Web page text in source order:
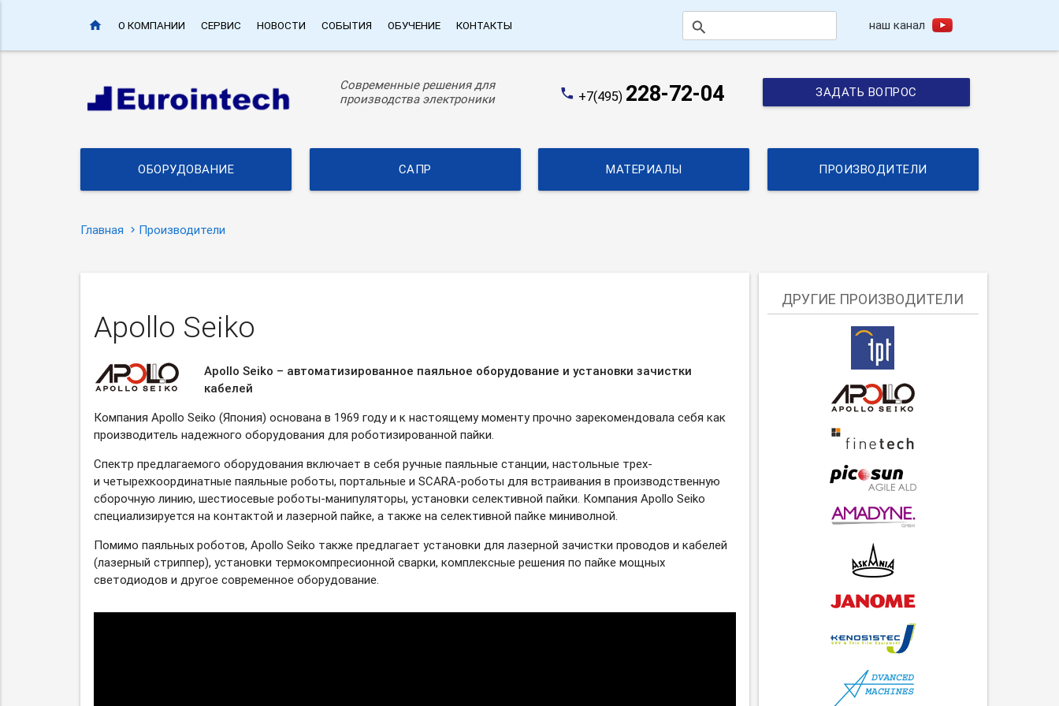
home О КОМПАНИИ СЕРВИС НОВОСТИ СОБЫТИЯ ОБУЧЕНИЕ КОНТАКТЫ search наш канал
Современные решения для
производства электроники
phone +7(495) 228-72-04 ЗАДАТЬ ВОПРОС
ОБОРУДОВАНИЕ САПР МАТЕРИАЛЫ ПРОИЗВОДИТЕЛИ
Главная Производители
Apollo Seiko
Apollo Seiko – автоматизированное паяльное оборудование и установки зачистки
кабелей
Компания Apollo Seiko (Япония) основана в 1969 году и к настоящему моменту прочно зарекомендовала себя как
производитель надежного оборудования для роботизированной пайки.
Спектр предлагаемого оборудования включает в себя ручные паяльные станции, настольные трех-
и четырехкоординатные паяльные роботы, портальные и SCARA-роботы для встраивания в производственную
сборочную линию, шестиосевые роботы-манипуляторы, установки селективной пайки. Компания Apollo Seiko
специализируется на контактой и лазерной пайке, а также на селективной пайке миниволной.
Помимо паяльных роботов, Apollo Seiko также предлагает установки для лазерной зачистки проводов и кабелей
(лазерный стриппер), установки термокомпресионной сварки, комплексные решения по пайке мощных
светодиодов и другое современное оборудование.
ДРУГИЕ ПРОИЗВОДИТЕЛИ